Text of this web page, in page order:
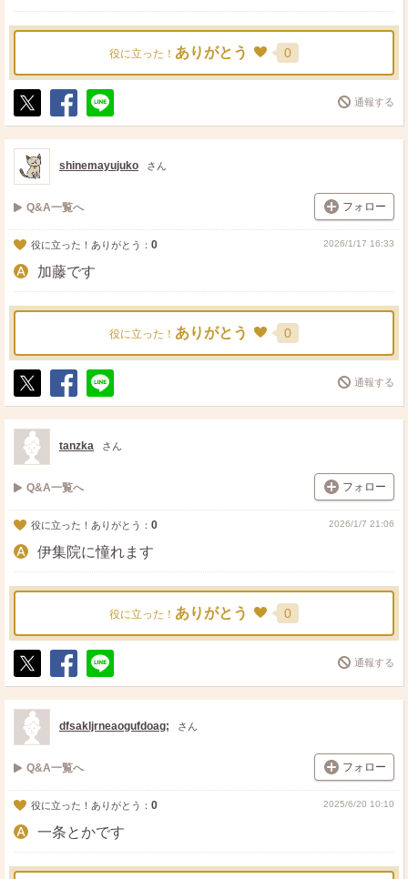
役に立った！ ありがとう 0
ポ
ス
ト
シ
ェ
送
る
通報する
shinemayujuko さん
Q&A一覧へ フォロー
役に立った！ありがとう： 0 2026/1/17 16:33
加藤です
役に立った！ ありがとう 0
ポ
ス
ト
シ
ェ
送
る
通報する
tanzka さん
Q&A一覧へ フォロー
役に立った！ありがとう： 0 2026/1/7 21:06
伊集院に憧れます
役に立った！ ありがとう 0
ポ
ス
ト
シ
ェ
送
る
通報する
dfsakljrneaogufdoag; さん
Q&A一覧へ フォロー
役に立った！ありがとう： 0 2025/6/20 10:10
一条とかです